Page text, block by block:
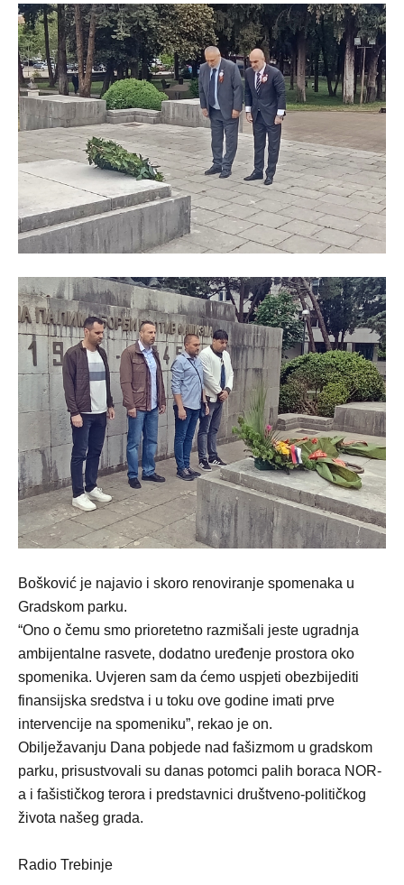
Bošković je najavio i skoro renoviranje spomenaka u
Gradskom parku.
“Ono o čemu smo prioretetno razmišali jeste ugradnja
ambijentalne rasvete, dodatno uređenje prostora oko
spomenika. Uvjeren sam da ćemo uspjeti obezbijediti
finansijska sredstva i u toku ove godine imati prve
intervencije na spomeniku”, rekao je on.
Obilježavanju Dana pobjede nad fašizmom u gradskom
parku, prisustvovali su danas potomci palih boraca NOR-
a i fašističkog terora i predstavnici društveno-političkog
života našeg grada.
Radio Trebinje